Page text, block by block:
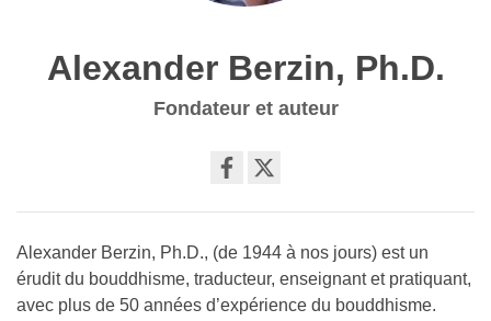
Alexander Berzin, Ph.D.
Fondateur et auteur
facebook
Alexander Berzin, Ph.D., (de 1944 à nos jours) est un
érudit du bouddhisme, traducteur, enseignant et pratiquant,
avec plus de 50 années d’expérience du bouddhisme.